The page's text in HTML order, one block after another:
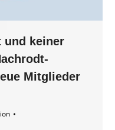
und keiner
Mitglieder